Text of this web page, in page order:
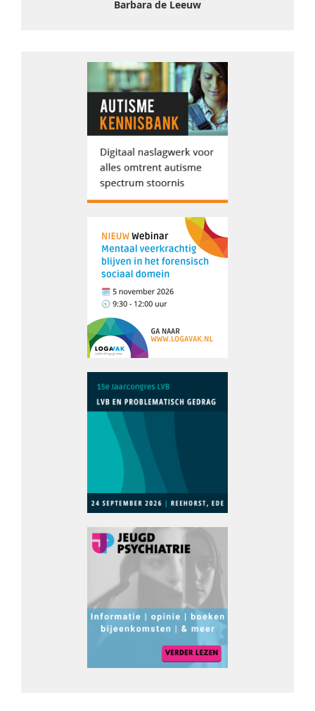
Barbara de Leeuw